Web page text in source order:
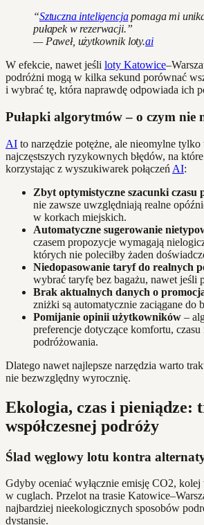
“Sztuczna inteligencjapomaga mi
pułapek w rezerwacji.”
— Paweł, użytkownik loty.ai
W efekcie, nawet jeśli loty Katowice
podróżni mogą w kilka sekund porównać
i wybrać tę, która naprawdę odpowiada ich
Pułapki algorytmów – o czym nie
AI to narzędzie potężne, ale nieomylne
najczęstszych ryzykownych błędów, na
korzystając z wyszukiwarek połączeń AI:
Zbyt optymistyczne szacunki czasu
nie zawsze uwzględniają realne
w korkach miejskich.
Automatyczne sugerowanie
czasem propozycje wymagają
których nie poleciłby żaden
Niedopasowanie taryf do realnych
wybrać taryfę bez bagażu, nawet jeśli
Brak aktualnych danych o
zniżki są automatycznie zaciągane do
Pomijanie opinii użytkowników –
preferencje dotyczące komfortu,
podróżowania.
Dlatego nawet najlepsze narzędzia warto
nie bezwzględny wyrocznię.
Ekologia, czas i pieniądze:
współczesnej podróży
Ślad węglowy lotu kontra
Gdyby oceniać wyłącznie emisję CO2,
w cuglach. Przelot na trasie
najbardziej nieekologicznych sposobów
dystansie.